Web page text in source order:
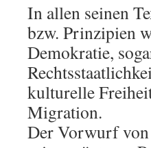
In allen seinen
bzw. Prinzipien
Demokratie,
kulturelle
Migration.
Der Vorwurf von